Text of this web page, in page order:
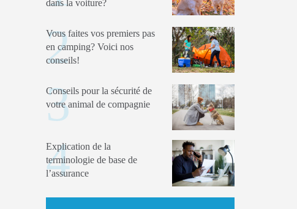
dans la voiture?
Vous faites vos premiers pas
en camping? Voici nos
conseils!
Conseils pour la sécurité de
votre animal de compagnie
Explication de la
terminologie de base de
l’assurance